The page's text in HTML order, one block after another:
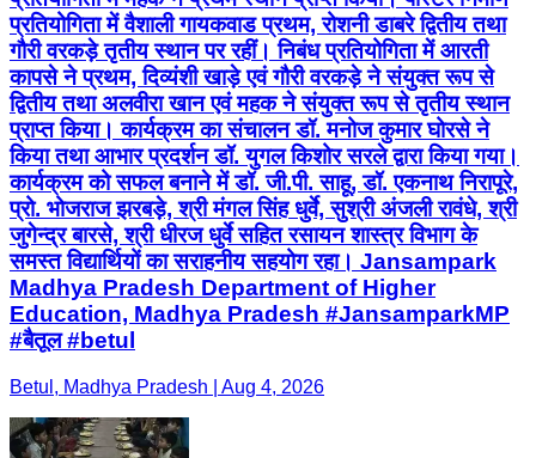
प्रतियोगिता में वैशाली गायकवाड प्रथम, रोशनी डाबरे द्वितीय तथा
गौरी वरकड़े तृतीय स्थान पर रहीं। निबंध प्रतियोगिता में आरती
कापसे ने प्रथम, दिव्यंशी खाड़े एवं गौरी वरकड़े ने संयुक्त रूप से
द्वितीय तथा अलवीरा खान एवं महक ने संयुक्त रूप से तृतीय स्थान
प्राप्त किया। कार्यक्रम का संचालन डॉ. मनोज कुमार घोरसे ने
किया तथा आभार प्रदर्शन डॉ. युगल किशोर सरले द्वारा किया गया।
कार्यक्रम को सफल बनाने में डॉ. जी.पी. साहू, डॉ. एकनाथ निरापूरे,
प्रो. भोजराज झरबड़े, श्री मंगल सिंह धुर्वे, सुश्री अंजली रावंधे, श्री
जुगेन्द्र बारसे, श्री धीरज धुर्वे सहित रसायन शास्त्र विभाग के
समस्त विद्यार्थियों का सराहनीय सहयोग रहा। Jansampark
Madhya Pradesh Department of Higher
Education, Madhya Pradesh #JansamparkMP
#बैतूल #betul
Betul, Madhya Pradesh | Aug 4, 2026